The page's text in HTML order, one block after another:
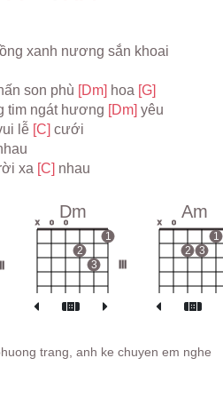
xanh nương sắn khoai
son phù [Dm] hoa [G]
tim ngát hương [Dm] yêu
lễ [C] cưới
xa [C] nhau
Dm
x o o
2
3
1
Am
x o
2 3
1
trang, anh ke chuyen em nghe